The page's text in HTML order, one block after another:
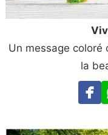
Un message
la